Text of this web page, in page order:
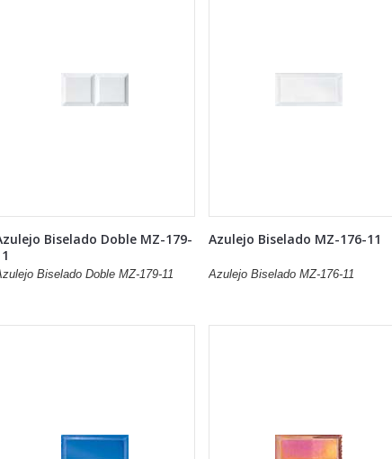
Biselado Doble MZ-179-
Biselado Doble MZ-179-11
Azulejo Biselado MZ-176-11
Azulejo Biselado MZ-176-11